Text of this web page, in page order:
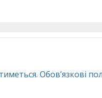
Обов’язкові